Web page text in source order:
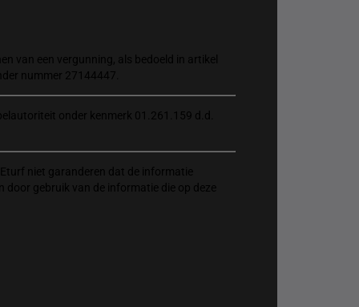
van een vergunning, als bedoeld in artikel
nummer 27144447.
onder kenmerk 01.261.159 d.d.
niet garanderen dat de informatie
gebruik van de informatie die op deze